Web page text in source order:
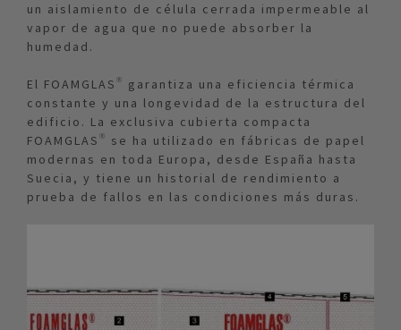
un aislamiento de célula cerrada impermeable al
vapor de agua que no puede absorber la
humedad.
El FOAMGLAS® garantiza una eficiencia térmica
constante y una longevidad de la estructura del
edificio. La exclusiva cubierta compacta
FOAMGLAS® se ha utilizado en fábricas de papel
modernas en toda Europa, desde España hasta
Suecia, y tiene un historial de rendimiento a
prueba de fallos en las condiciones más duras.